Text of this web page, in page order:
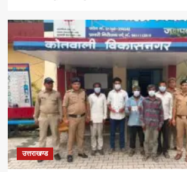
उत्तराखण्ड